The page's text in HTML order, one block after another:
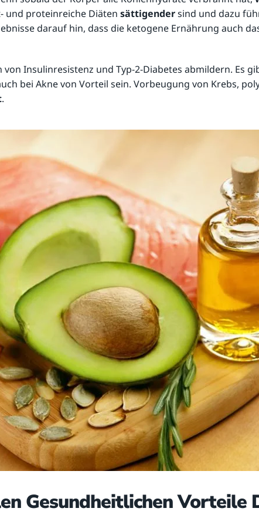
und proteinreiche Diäten sättigendersind und dazu
darauf hin, dass die ketogene Ernährung auch
Insulinresistenz und Typ-2-Diabetes abmildern. Es
bei Akne von Vorteil sein. Vorbeugung von Krebs,
.
Gesundheitlichen Vorteile